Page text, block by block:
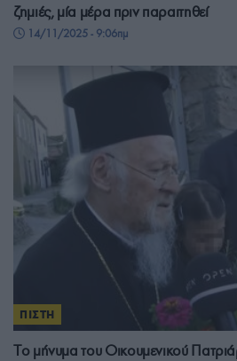
ζημιές, μία μέρα πριν παραιτηθεί
14/11/2025 - 9:06πμ
ΠΙΣΤΗ
Tο μήνυμα του Οικουμενικού